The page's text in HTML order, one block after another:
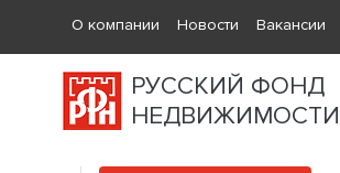
О компании Новости Вакансии
РУССКИЙ ФОНД
НЕДВИЖИМОСТИ